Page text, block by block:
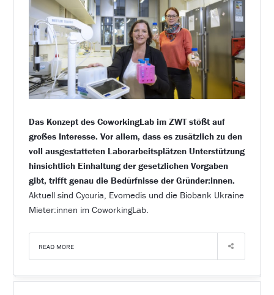
Das Konzept des CoworkingLab im ZWT stößt auf
großes Interesse. Vor allem, dass es zusätzlich zu den
voll ausgestatteten Laborarbeitsplätzen Unterstützung
hinsichtlich Einhaltung der gesetzlichen Vorgaben
gibt, trifft genau die Bedürfnisse der Gründer:innen.
Aktuell sind Cycuria, Evomedis und die Biobank Ukraine
Mieter:innen im CoworkingLab.
READ MORE